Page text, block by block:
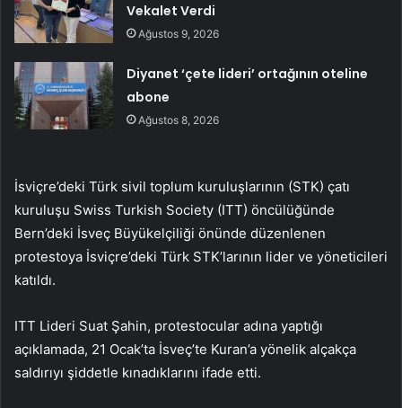
Vekalet Verdi
Ağustos 9, 2026
Diyanet ‘çete lideri’ ortağının oteline
abone
Ağustos 8, 2026
İsviçre’deki Türk sivil toplum kuruluşlarının (STK) çatı
kuruluşu Swiss Turkish Society (ITT) öncülüğünde
Bern’deki İsveç Büyükelçiliği önünde düzenlenen
protestoya İsviçre’deki Türk STK’larının lider ve yöneticileri
katıldı.
ITT Lideri Suat Şahin, protestocular adına yaptığı
açıklamada, 21 Ocak’ta İsveç’te Kuran’a yönelik alçakça
saldırıyı şiddetle kınadıklarını ifade etti.